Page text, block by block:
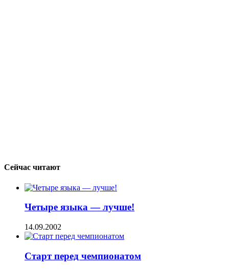
Сейчас читают
Четыре языка — лучше!
14.09.2002
Старт перед чемпионатом